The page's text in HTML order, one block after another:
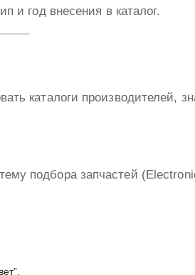
и год внесения в каталог.
каталоги производителей,
подбора запчастей